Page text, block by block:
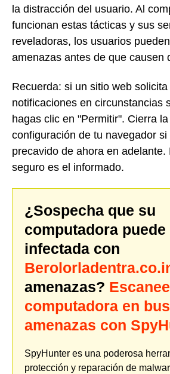
la distracción del usuario. Al
funcionan estas tácticas y sus
reveladoras, los usuarios
amenazas antes de que causen
Recuerda: si un sitio web
notificaciones en circunstancias
hagas clic en "Permitir". Cierra
configuración de tu navegador
precavido de ahora en adelante.
seguro es el informado.
¿Sospecha que su
computadora puede
infectada con
amenazas?
computadora en
amenazas con
SpyHunter es una poderosa
protección y reparación de